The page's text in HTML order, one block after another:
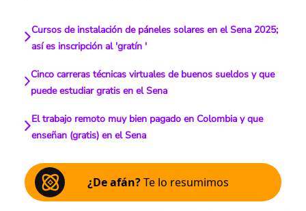
Cursos de instalación de páneles solares en el Sena 2025;
así es inscripción al 'gratín '
Cinco carreras técnicas virtuales de buenos sueldos y que
puede estudiar gratis en el Sena
El trabajo remoto muy bien pagado en Colombia y que
enseñan (gratis) en el Sena
¿De afán?Te lo resumimos